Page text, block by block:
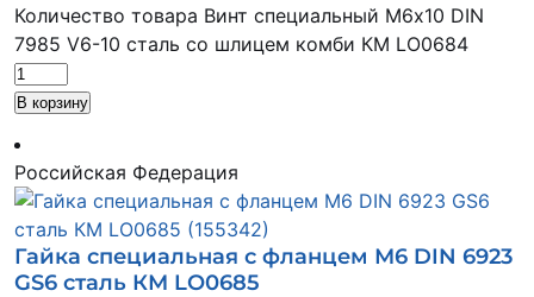
Количество товара Винт специальный М6х10 DIN
7985 V6-10 сталь со шлицем комби КМ LO0684
В корзину
Российская Федерация
Гайка специальная с фланцем М6 DIN 6923
GS6 сталь КМ LO0685